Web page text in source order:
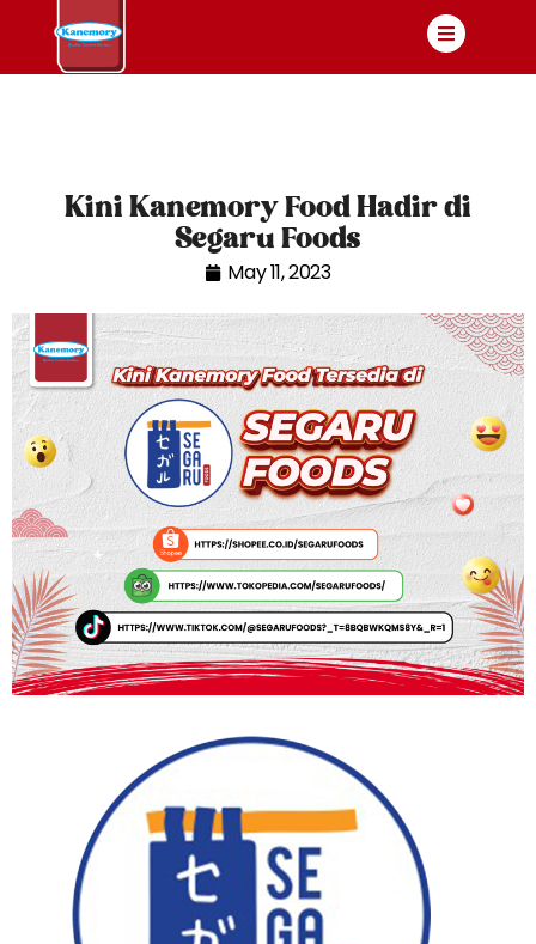
Kini Kanemory Food Hadir di
Segaru Foods
May 11, 2023